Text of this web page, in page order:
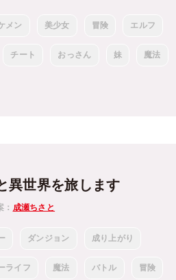
メン 美少女 冒険 エルフ
チート おっさん 妹 魔法
異世界を旅します
成瀬ちさと
ダンジョン 成り上がり
ライフ 魔法 バトル 冒険